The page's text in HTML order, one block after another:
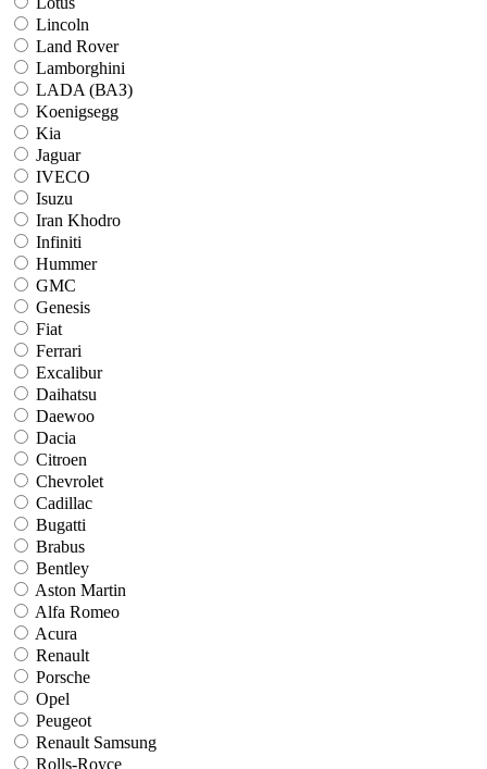
Lincoln
Land Rover
Lamborghini
LADA (ВАЗ)
Koenigsegg
Kia
Jaguar
IVECO
Isuzu
Iran Khodro
Infiniti
Hummer
GMC
Genesis
Fiat
Ferrari
Excalibur
Daihatsu
Daewoo
Dacia
Citroen
Chevrolet
Cadillac
Bugatti
Brabus
Bentley
Aston Martin
Alfa Romeo
Acura
Renault
Porsche
Opel
Peugeot
Renault Samsung
Rolls-Royce